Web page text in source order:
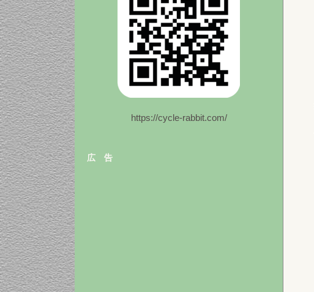
https://cycle-rabbit.com/
広 告